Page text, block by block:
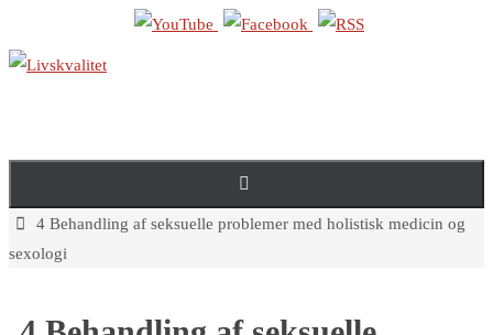
to
Home4 Behandling af seksuelle problemer med holistisk medicin og
sexologi